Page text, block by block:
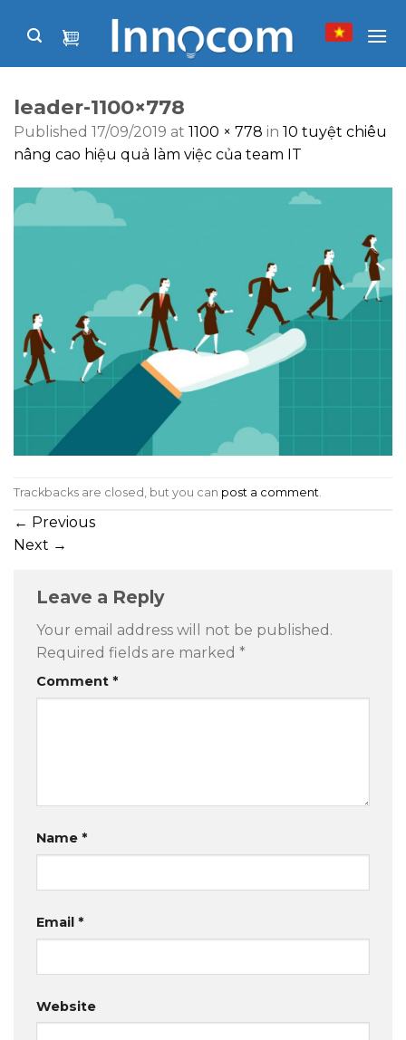
leader-1100×778
Published 17/09/2019 at 1100 × 778 in 10 tuyệt chiêu
nâng cao hiệu quả làm việc của team IT
Trackbacks are closed, but you can post a comment
← Previous
Next →
Leave a Reply
Your email address will not be published.
Required fields are marked *
Comment *
Name *
Email *
Website